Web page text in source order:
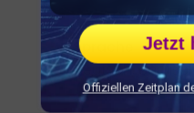
Sprache
Deutsch,
Jetzt
Offiziellen Zeitplan